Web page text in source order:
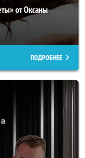
от Оксаны
ПОДРОБНЕЕ